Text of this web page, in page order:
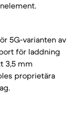
5G-varianten av
port för laddning
3,5 mm
proprietära